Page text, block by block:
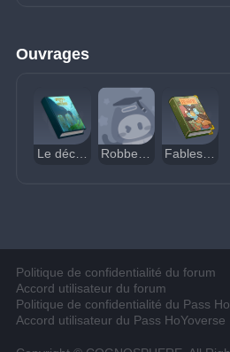
Ouvrages
Le déclin de Remuria Robben contre Chesterton : La broche irisée Fables de Fontaine
Politique de confidentialité du forum
Accord utilisateur du forum
Politique de confidentialité du Pass
Accord utilisateur du Pass HoYoverse